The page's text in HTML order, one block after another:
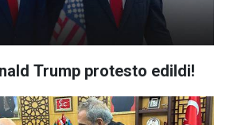
Trump protesto edildi!